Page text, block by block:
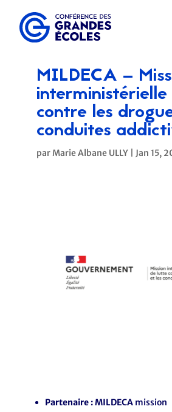
MILDECA –
contre les
conduites
parMarie Albane ULLY| Jan 15,
Partenaire : MILDECAmission